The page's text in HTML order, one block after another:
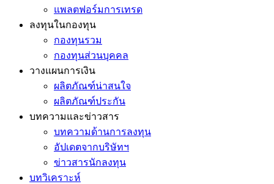
แพลตฟอร์มการเทรด
ลงทุนในกองทุน
กองทุนรวม
กองทุนส่วนบุคคล
วางแผนการเงิน
ผลิตภัณฑ์น่าสนใจ
ผลิตภัณฑ์ประกัน
บทความและข่าวสาร
บทความด้านการลงทุน
อัปเดตจากบริษัทฯ
ข่าวสารนักลงทุน
บทวิเคราะห์